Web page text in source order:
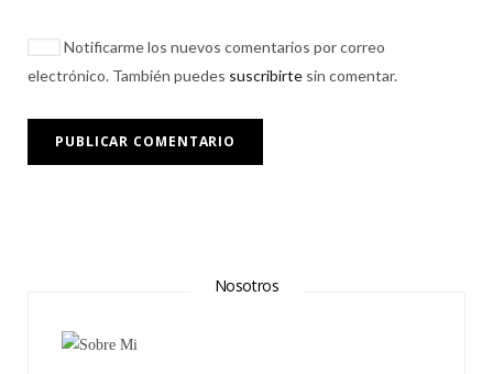
Notificarme los nuevos comentarios por correo
electrónico. También puedes suscribirte sin comentar.
Nosotros